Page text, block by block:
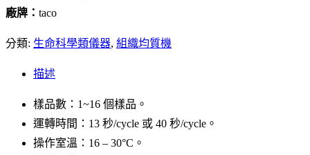
廠牌： taco
分類: 生命科學類儀器, 組織均質機
描述
樣品數：1~16 個樣品。
運轉時間：13 秒/cycle 或 40 秒/cycle。
操作室溫：16 – 30°C。